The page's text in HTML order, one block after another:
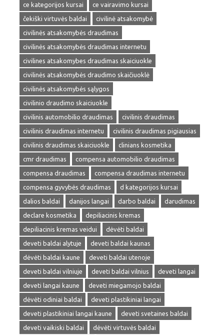
ce kategorijos kursai
ce vairavimo kursai
čekiški virtuvės baldai
civilinė atsakomybė
civilinės atsakomybės draudimas
civilinės atsakomybės draudimas internetu
civilines atsakomybes draudimas skaiciuokle
civilinės atsakomybės draudimo skaičiuoklė
civilinės atsakomybės sąlygos
civilinio draudimo skaiciuokle
civilinis automobilio draudimas
civilinis draudimas
civilinis draudimas internetu
civilinis draudimas pigiausias
civilinis draudimas skaiciuokle
clinians kosmetika
cmr draudimas
compensa automobilio draudimas
compensa draudimas
compensa draudimas internetu
compensa gyvybės draudimas
d kategorijos kursai
dalios baldai
danijos langai darbo baldai
darudimas
declare kosmetika
depiliacinis kremas
depiliacinis kremas veidui
dėvėti baldai
deveti baldai alytuje
deveti baldai kaunas
dėvėti baldai kaune
deveti baldai utenoje
deveti baldai vilniuje
deveti baldai vilnius
deveti langai
deveti langai kaune
deveti miegamojo baldai
dėvėti odiniai baldai
deveti plastikiniai langai
deveti plastikiniai langai kaune
deveti svetaines baldai
deveti vaikiski baldai
dėvėti virtuvės baldai